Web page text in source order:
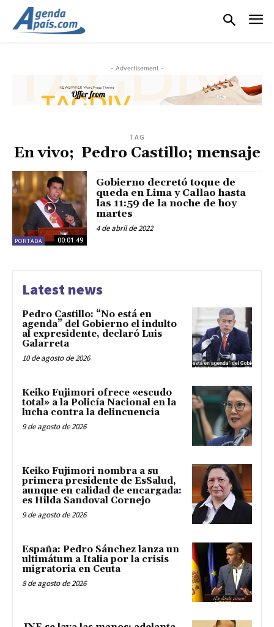
- Advertisement -
TAG
En vivo; Pedro Castillo; mensaje
PORTADA 00:01:49
Gobierno decretó toque de
queda en Lima y Callao hasta
las 11:59 de la noche de hoy
martes
4 de abril de 2022
Latest news
Pedro Castillo: “No está en
agenda” del Gobierno el indulto
al expresidente, declaró Luis
Galarreta
10 de agosto de 2026
Keiko Fujimori ofrece «escudo
total» a la Policía Nacional en la
lucha contra la delincuencia
9 de agosto de 2026
Keiko Fujimori nombra a su
primera presidente de EsSalud,
aunque en calidad de encargada:
es Hilda Sandoval Cornejo
9 de agosto de 2026
España: Pedro Sánchez lanza un
ultimátum a Italia por la crisis
migratoria en Ceuta
8 de agosto de 2026